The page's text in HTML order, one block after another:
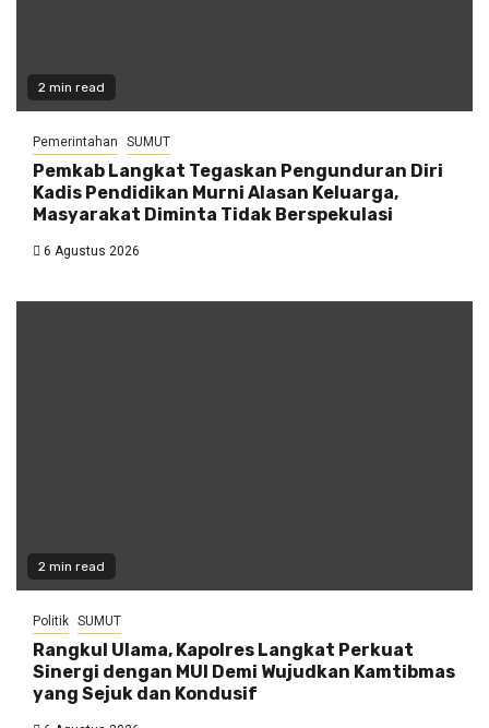
2 min read
Pemerintahan SUMUT
Pemkab Langkat Tegaskan Pengunduran Diri
Kadis Pendidikan Murni Alasan Keluarga,
Masyarakat Diminta Tidak Berspekulasi
6 Agustus 2026
2 min read
Politik SUMUT
Rangkul Ulama, Kapolres Langkat Perkuat
Sinergi dengan MUI Demi Wujudkan Kamtibmas
yang Sejuk dan Kondusif